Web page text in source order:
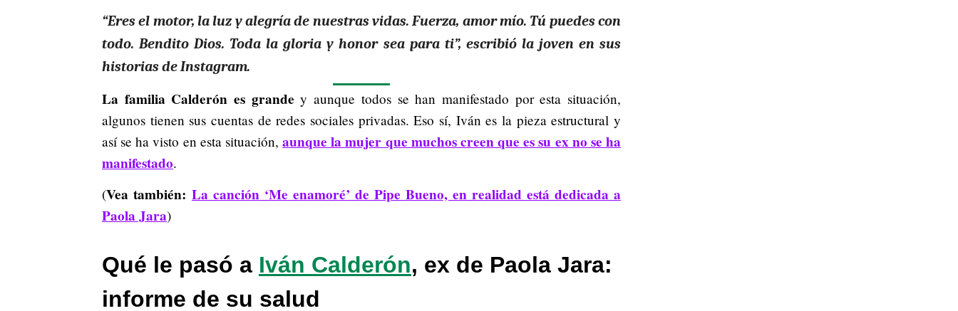
“Eres el motor, la luz y alegría de nuestras vidas. Fuerza, amor mío. Tú puedes con
todo. Bendito Dios. Toda la gloria y honor sea para ti”, escribió la joven en sus
historias de Instagram.
La familia Calderón es grande y aunque todos se han manifestado por esta situación,
algunos tienen sus cuentas de redes sociales privadas. Eso sí, Iván es la pieza estructural y
así se ha visto en esta situación,aunque la mujer que muchos creen que es su ex no se ha
manifestado.
(Vea también: La canción ‘Me enamoré’ de Pipe Bueno, en realidad está dedicada a
Paola Jara)
Qué le pasó a Iván Calderón, ex de Paola Jara:
informe de su salud